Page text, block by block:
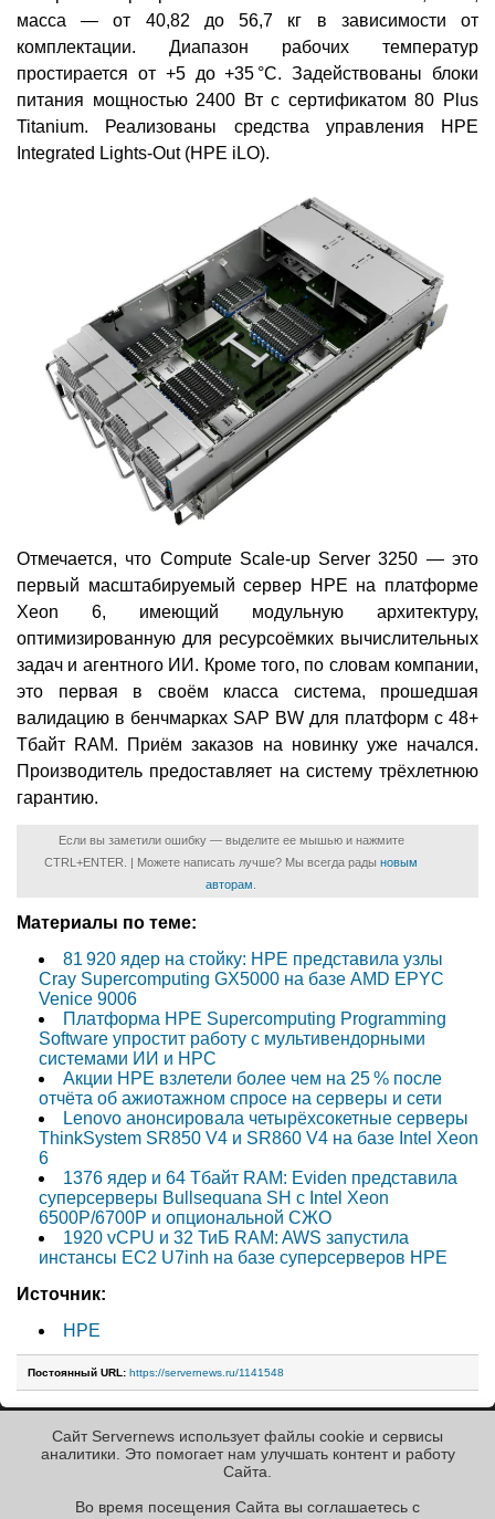
масса — от 40,82 до 56,7 кг в зависимости от
комплектации. Диапазон рабочих температур
простирается от +5 до +35 °C. Задействованы блоки
питания мощностью 2400 Вт с сертификатом 80 Plus
Titanium. Реализованы средства управления HPE
Integrated Lights-Out (HPE iLO).
Отмечается, что Compute Scale-up Server 3250 — это
первый масштабируемый сервер HPE на платформе
Xeon 6, имеющий модульную архитектуру,
оптимизированную для ресурсоёмких вычислительных
задач и агентного ИИ. Кроме того, по словам компании,
это первая в своём класса система, прошедшая
валидацию в бенчмарках SAP BW для платформ с 48+
Тбайт RAM. Приём заказов на новинку уже начался.
Производитель предоставляет на систему трёхлетнюю
гарантию.
Если вы заметили ошибку — выделите ее мышью и нажмите
CTRL+ENTER. | Можете написать лучше? Мы всегда рады новым
авторам
Материалы по теме:
81 920 ядер на стойку: HPE представила узлы
Cray Supercomputing GX5000 на базе AMD EPYC
Venice 9006
Платформа HPE Supercomputing Programming
Software упростит работу с мультивендорными
системами ИИ и HPC
Акции HPE взлетели более чем на 25 % после
отчёта об ажиотажном спросе на серверы и сети
Lenovo анонсировала четырёхсокетные серверы
ThinkSystem SR850 V4 и SR860 V4 на базе Intel Xeon
6
1376 ядер и 64 Тбайт RAM: Eviden представила
суперсерверы Bullsequana SH с Intel Xeon
6500P/6700P и опциональной СЖО
1920 vCPU и 32 ТиБ RAM: AWS запустила
инстансы EC2 U7inh на базе суперсерверов HPE
Источник:
HPE
Постоянный URL: https://servernews.ru/1141548
« Назад к ленте
Сайт Servernews использует файлы cookie и сервисы
аналитики. Это помогает нам улучшать контент и работу
Cайта.
Во время посещения Cайта вы соглашаетесь с